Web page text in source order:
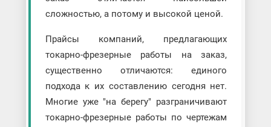
сложностью, а потому и высокой ценой.
Прайсы компаний, предлагающих
токарно-фрезерные работы на заказ,
существенно отличаются: единого
подхода к их составлению сегодня нет.
Многие уже "на берегу" разграничивают
токарно-фрезерные работы по чертежам